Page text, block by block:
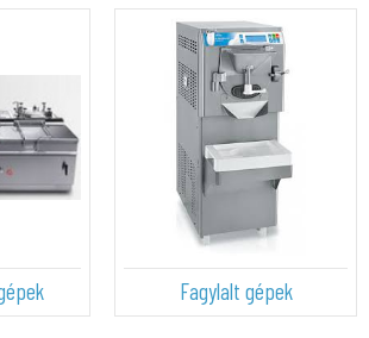
Fagylalt gépek